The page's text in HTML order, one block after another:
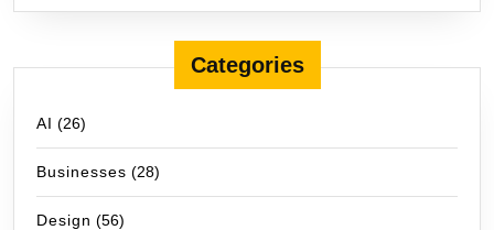
Categories
AI (26)
Businesses (28)
Design (56)